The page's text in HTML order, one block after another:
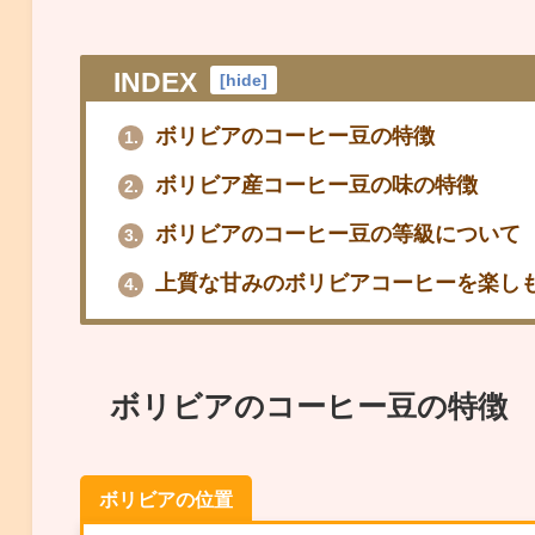
INDEX [hide]
1. ボリビアのコーヒー豆の特徴
2. ボリビア産コーヒー豆の味の特徴
3. ボリビアのコーヒー豆の等級について
4. 上質な甘みのボリビアコーヒーを楽し
ボリビアのコーヒー豆の特徴
ボリビアの位置